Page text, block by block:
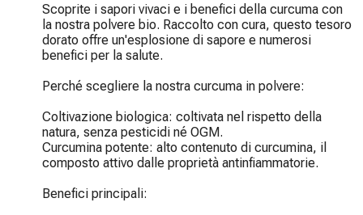
Scoprite i sapori vivaci e i benefici della curcuma con
la nostra polvere bio. Raccolto con cura, questo tesoro
dorato offre un'esplosione di sapore e numerosi
benefici per la salute.
Perché scegliere la nostra curcuma in polvere:
Coltivazione biologica: coltivata nel rispetto della
natura, senza pesticidi né OGM.
Curcumina potente: alto contenuto di curcumina, il
composto attivo dalle proprietà antinfiammatorie.
Benefici principali: